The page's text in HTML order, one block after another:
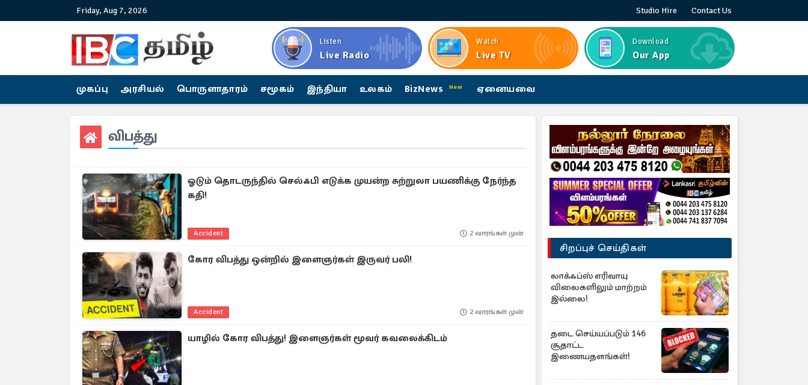
Friday, Aug 7, 2026 Studio Hire Contact Us
Listen
Live Radio
Watch
Live TV
Download
Our App
முகப்பு அரசியல் பொருளாதாரம் சமூகம் இந்தியா உலகம் BizNews New ஏனையவை
விபத்து
ஓடும் தொடருந்தில் செல்ஃபி எடுக்க முயன்ற சுற்றுலா பயணிக்கு நேர்ந்த
கதி!
Accident 2 வாரங்கள் முன்
கோர விபத்து ஒன்றில் இளைஞர்கள் இருவர் பலி!
Accident 2 வாரங்கள் முன்
யாழில் கோர விபத்து! இளைஞர்கள் மூவர் கவலைக்கிடம்
சிறப்புச் செய்திகள்
லாக்ஃப்ஸ் எரிவாயு
விலைகளிலும் மாற்றம்
இல்லை!
தடை செய்யப்படும் 146
சூதாட்ட
இணையதளங்கள்!